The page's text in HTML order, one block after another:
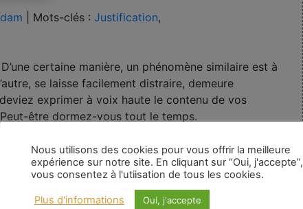
Mots-clés : Justification,
certaine manière, un phénomène similaire est à
se laisse facilement distraire, demeure
exprimer à voix haute le contenu de vos
être dormez-vous tout le temps.
Nous utilisons des cookies pour vous offrir la meilleure
expérience sur notre site. En cliquant sur “Oui, j'accepte”,
vous consentez à l'utiisation de tous les cookies.
Plus d'informations Oui, j'accepte